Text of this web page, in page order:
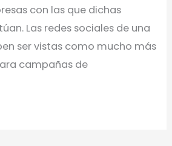
con las que dichas
Las redes sociales de una
ser vistas como mucho más
campañas de